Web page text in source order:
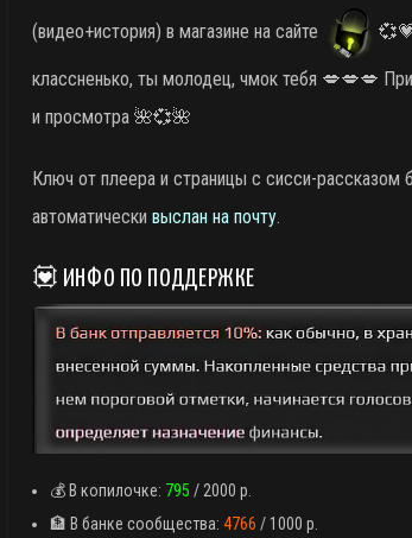
(видео+история) в магазине на сайте
классненько, ты молодец, чмок тебя 💋💋💋
и просмотра 🌺💞🌺
Ключ от плеера и страницы с сисси-рассказом
автоматически выслан на почту.
💟 ИНФО ПО ПОДДЕРЖКЕ
💰 В копилочке: 795 / 2000 р.
🏦 В банке сообщества: 4766 / 1000 р.